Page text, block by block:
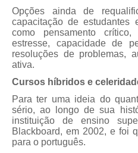
Opções ainda de
capacitação de estudantes
como pensamento
estresse, capacidade de
resoluções de problemas,
ativa.
Cursos híbridos e
Para ter uma ideia do
sério, ao longo de sua
instituição de ensino
Blackboard, em 2002, e foi
para o português.